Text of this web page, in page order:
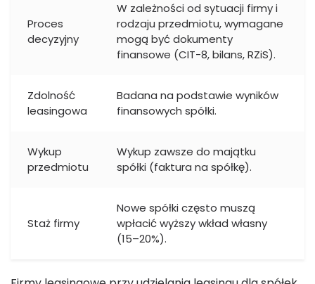
Proces
decyzyjny
W zależności od sytuacji firmy i
rodzaju przedmiotu, wymagane
mogą być dokumenty
finansowe (CIT-8, bilans, RZiS).
Zdolność
leasingowa
Badana na podstawie wyników
finansowych spółki.
Wykup
przedmiotu
Wykup zawsze do majątku
spółki (faktura na spółkę).
Staż firmy
Nowe spółki często muszą
wpłacić wyższy wkład własny
(15–20%).